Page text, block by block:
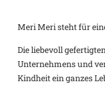
Meri Meri steht für
Die liebevoll
Unternehmens und
Kindheit ein ganzes